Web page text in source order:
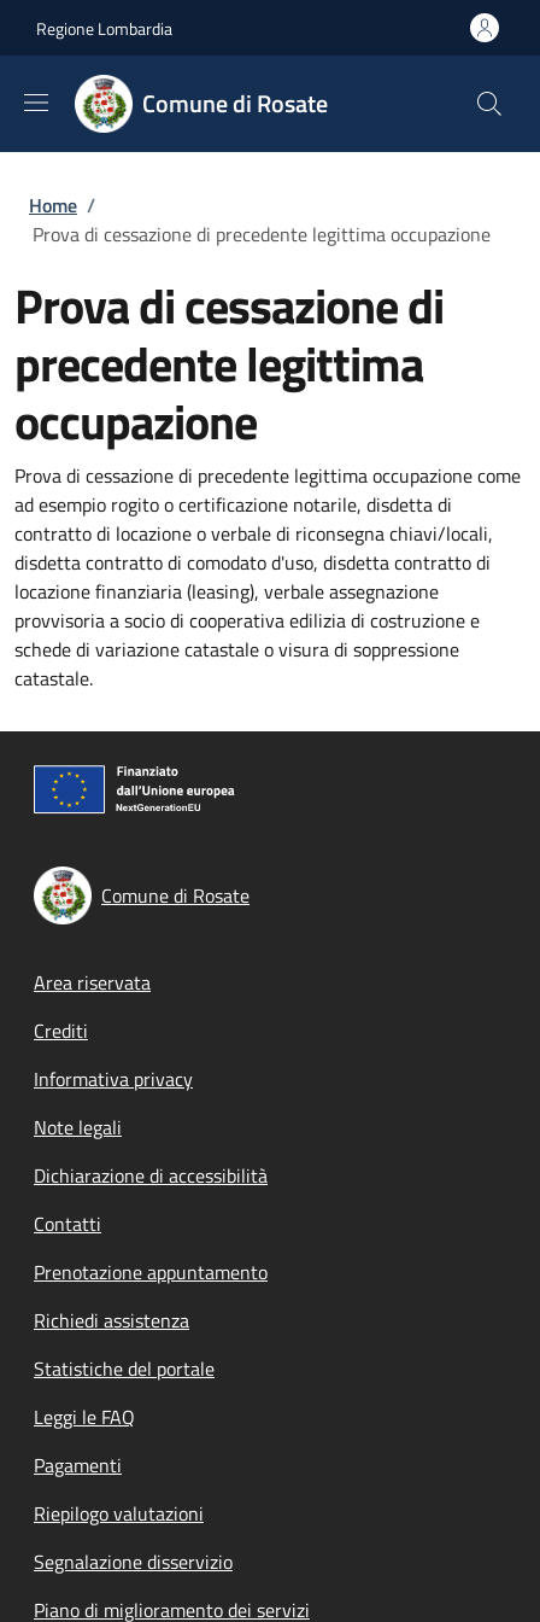
Regione Lombardia
Comune di Rosate
Briciole di pane
Home /
Prova di cessazione di precedente legittima occupazione
Prova di cessazione di
precedente legittima
occupazione
Prova di cessazione di precedente legittima occupazione come
ad esempio rogito o certificazione notarile, disdetta di
contratto di locazione o verbale di riconsegna chiavi/locali,
disdetta contratto di comodato d'uso, disdetta contratto di
locazione finanziaria (leasing), verbale assegnazione
provvisoria a socio di cooperativa edilizia di costruzione e
schede di variazione catastale o visura di soppressione
catastale.
Comune di Rosate
Footer menu
Area riservata
Crediti
Informativa privacy
Note legali
Dichiarazione di accessibilità
Contatti
Prenotazione appuntamento
Richiedi assistenza
Statistiche del portale
Leggi le FAQ
Pagamenti
Riepilogo valutazioni
Segnalazione disservizio
Piano di miglioramento dei servizi